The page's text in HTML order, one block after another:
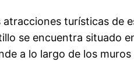
atracciones turísticas
se encuentra situado
a lo largo de los